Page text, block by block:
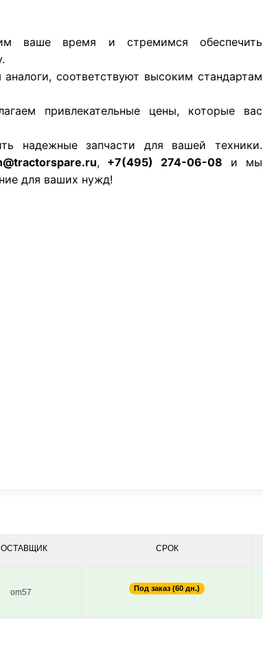
ваше время и стремимся обеспечить
соответствуют высоким стандартам
привлекательные цены, которые вас
надежные запчасти для вашей техники.
, +7(495) 274-06-08 и мы
для ваших нужд!
СРОК
om57 Под заказ (60 дн.)